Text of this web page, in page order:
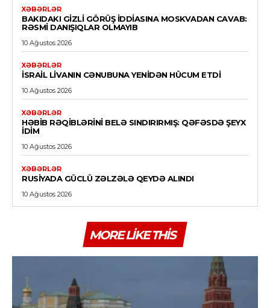
XƏBƏRLƏR
BAKIDAKI GIZLI GÖRÜŞ IDDIASINA MOSKVADAN CAVAB:
RƏSMI DANIŞIQLAR OLMAYIB
10 Ağustos 2026
XƏBƏRLƏR
İSRAIL LIVANIN CƏNUBUNA YENIDƏN HÜCUM ETDI
10 Ağustos 2026
XƏBƏRLƏR
HƏBIB RƏQIBLƏRINI BELƏ SINDIRIRMIŞ: QƏFƏSDƏ ŞEYX
IDIM
10 Ağustos 2026
XƏBƏRLƏR
RUSIYADA GÜCLÜ ZƏLZƏLƏ QEYDƏ ALINDI
10 Ağustos 2026
MORE LIKE THIS